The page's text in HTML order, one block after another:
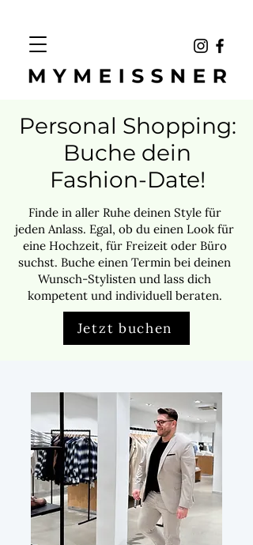
MEISSNER
Personal Shopping:
Buche dein
Fashion-Date!
Finde in aller Ruhe deinen Style für
jeden Anlass. Egal, ob du einen Look für
eine Hochzeit, für Freizeit oder Büro
suchst. Buche einen Termin bei deinen
Wunsch-Stylisten und lass dich
kompetent und individuell beraten.
Jetzt buchen